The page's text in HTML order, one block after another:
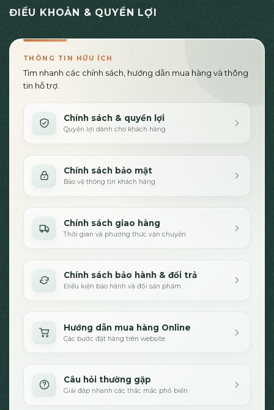
ĐIỀU KHOẢN & QUYỀN LỢI
THÔNG TIN HỮU ÍCH
Tìm nhanh các chính sách, hướng dẫn mua hàng và thông
tin hỗ trợ.
Chính sách & quyền lợi
Quyền lợi dành cho khách hàng
Chính sách bảo mật
Bảo vệ thông tin khách hàng
Chính sách giao hàng
Thời gian và phương thức vận chuyển
Chính sách bảo hành & đổi trả
Điều kiện bảo hành và đổi sản phẩm
Hướng dẫn mua hàng Online
Các bước đặt hàng trên website
Câu hỏi thường gặp
Giải đáp nhanh các thắc mắc phổ biến